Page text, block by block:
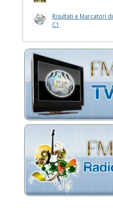
Risultati e Marcatori di
C1